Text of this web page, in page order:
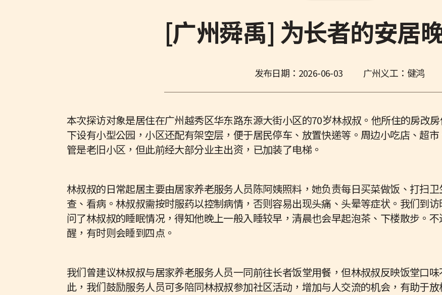
[广州舜禹] 为长者的安居
发布日期： 2026-06-03 广州义工：健鸿
本次探访对象是居住在广州越秀区华东路东源大街小区的70岁林叔叔。他所住的房改
下设有小型公园，小区还配有架空层，便于居民停车、放置快递等。周边小吃店、超
管是老旧小区，但此前经大部分业主出资，已加装了电梯。
林叔叔的日常起居主要由居家养老服务人员陈阿姨照料，她负责每日买菜做饭、打扫
查、看病。林叔叔需按时服药以控制病情，否则容易出现头痛、头晕等症状。我们到
问了林叔叔的睡眠情况，得知他晚上一般入睡较早，清晨也会早起泡茶、下楼散步。
醒，有时则会睡到四点。
我们曾建议林叔叔与居家养老服务人员一同前往长者饭堂用餐，但林叔叔反映饭堂口
此，我们鼓励服务人员可多陪同林叔叔参加社区活动，增加与人交流的机会，有助于放